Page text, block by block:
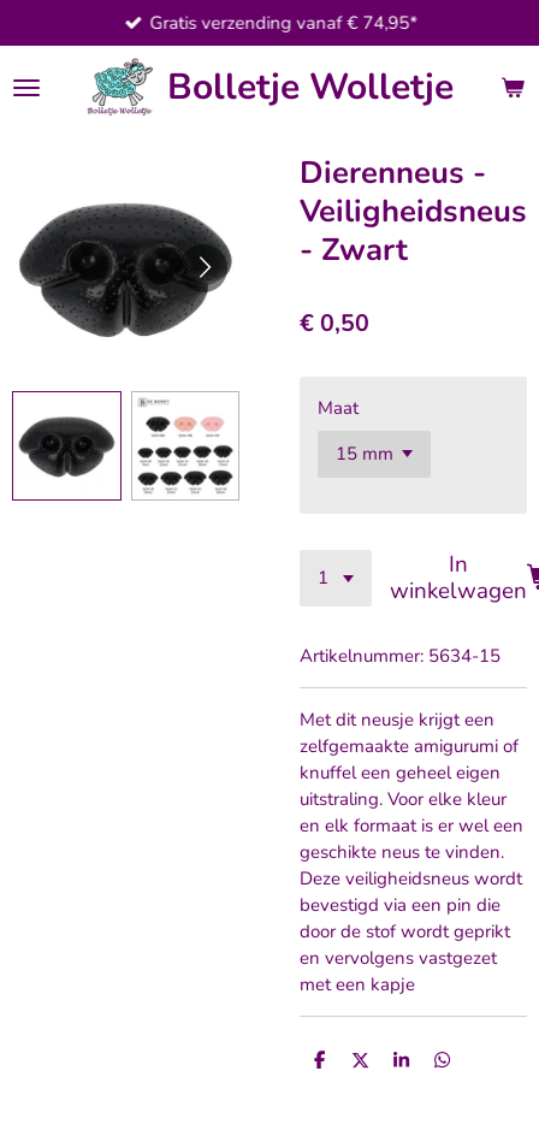
direct
naar
de
Bolletje Wolletje
Gratis verzending vanaf € 74,95*
Dierenneus -
Veiligheidsneus
- Zwart
€ 0,50
Maat
In
winkelwagen
Artikelnummer: 5634-15
Met dit neusje krijgt een
zelfgemaakte amigurumi of
knuffel een geheel eigen
uitstraling. Voor elke kleur
en elk formaat is er wel een
geschikte neus te vinden.
Deze veiligheidsneus wordt
bevestigd via een pin die
door de stof wordt geprikt
en vervolgens vastgezet
met een kapje
D
D
S
D